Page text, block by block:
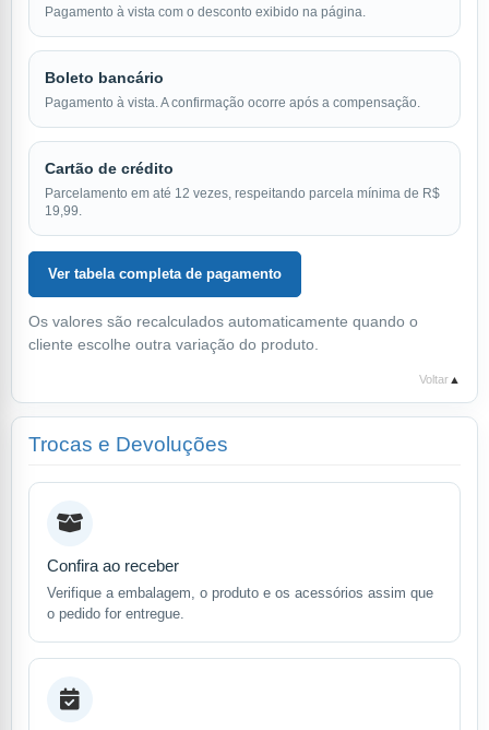
Pagamento à vista com o desconto exibido na página.
Boleto bancário
Pagamento à vista. A confirmação ocorre após a compensação.
Cartão de crédito
Parcelamento em até 12 vezes, respeitando parcela mínima de R$
19,99.
Ver tabela completa de pagamento
Os valores são recalculados automaticamente quando o
cliente escolhe outra variação do produto.
Voltar ▲
Trocas e Devoluções
Confira ao receber
Verifique a embalagem, o produto e os acessórios assim que
o pedido for entregue.